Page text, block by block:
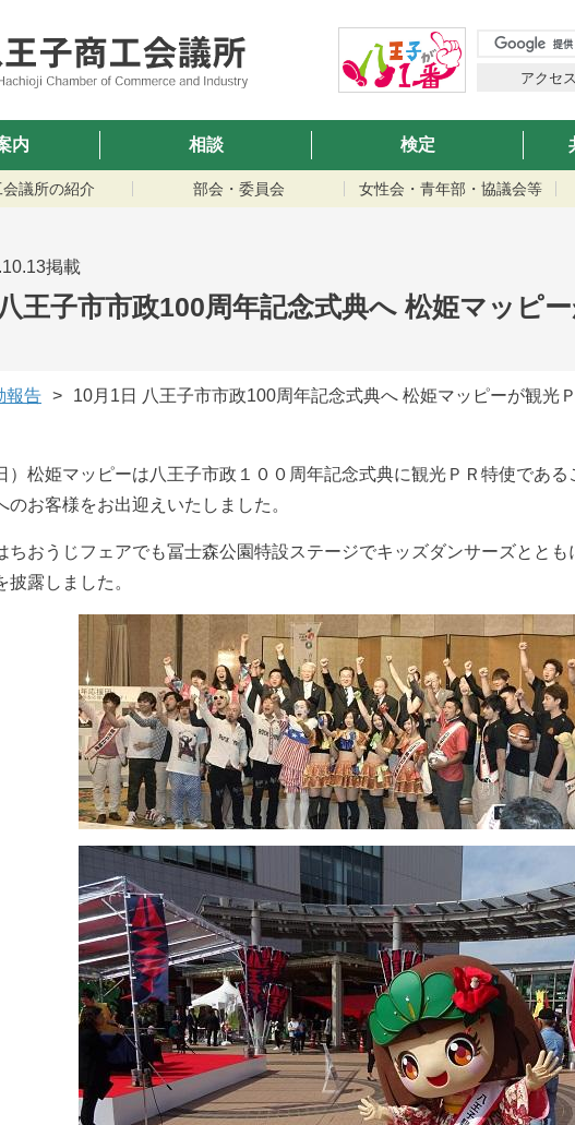
アクセス
内 相談 検定
議所の紹介 部会・委員会 女性会・青年部・協議会等
掲載
王子市市政100周年記念式典へ 松姫マッピ
報告 10月1日 八王子市市政100周年記念式典へ 松姫マッピーが観光
）松姫マッピーは八王子市政１００周年記念式典に観光ＰＲ特使であ
のお客様をお出迎えいたしました。
ちおうじフェアでも冨士森公園特設ステージでキッズダンサーズとと
露しました。